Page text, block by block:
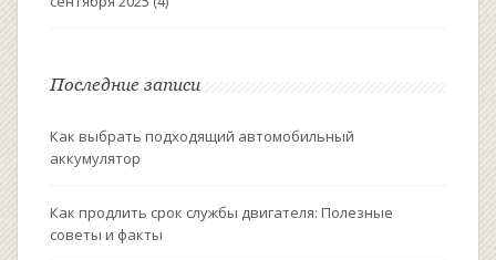
Последние записи
Как выбрать подходящий автомобильный
аккумулятор
Как продлить срок службы двигателя: Полезные
советы и факты